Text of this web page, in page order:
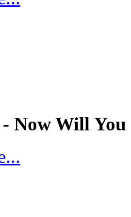
Now Will You